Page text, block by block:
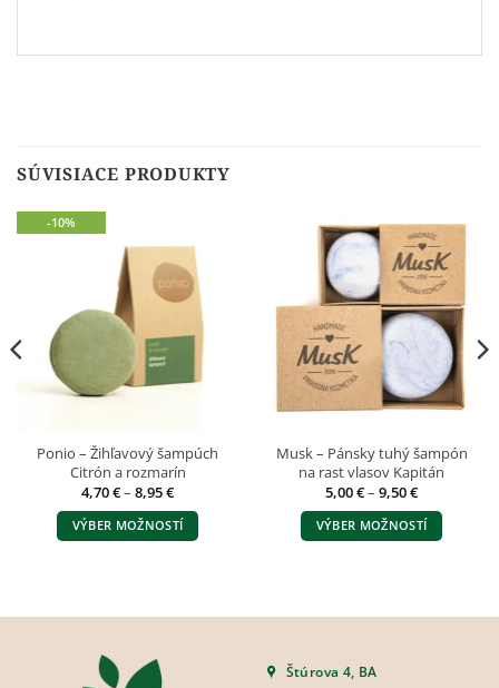
SÚVISIACE PRODUKTY
-10%
Ponio – Žihľavový šampúch
Citrón a rozmarín
4,70€– 8,95€Price
4,70 €
through
VÝBER MOŽNOSTÍ
viacero
Možnosti
Musk – Pánsky tuhý šampón
na rast vlasov Kapitán
5,00€– 9,50€Price
5,00 €
through
VÝBER MOŽNOSTÍ
viacero
Možnosti
Štúrova 4, BA